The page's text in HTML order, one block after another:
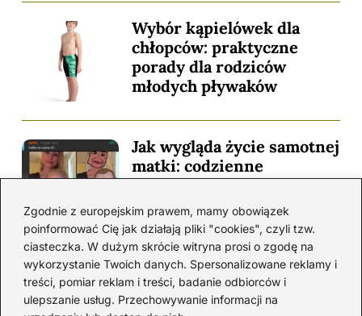
Zgodnie z europejskim prawem, mamy obowiązek
poinformować Cię jak działają pliki "cookies", czyli tzw.
ciasteczka. W dużym skrócie witryna prosi o zgodę na
wykorzystanie Twoich danych. Spersonalizowane reklamy i
treści, pomiar reklam i treści, badanie odbiorców i
ulepszanie usług. Przechowywanie informacji na
Wybór kąpielówek dla
chłopców: praktyczne
porady dla rodziców
młodych pływaków
Jak wygląda życie samotnej
matki: codzienne
wyzwania i realne
wsparcie
Jak zapisać dziecko do
przedszkola i uniknąć
najczęstszych błędów